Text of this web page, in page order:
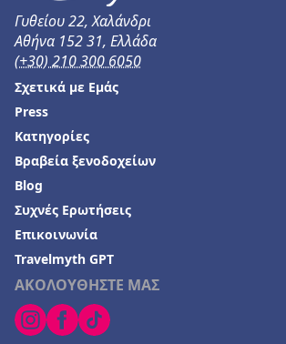
Γυθείου 22, Χαλάνδρι
Αθήνα 152 31, Ελλάδα
(+30) 210 300 6050
ΑΚΟΛΟΥΘΗΣΤΕ ΜΑΣ
Σχετικά με Εμάς
Press
Κατηγορίες
Βραβεία ξενοδοχείων
Blog
Συχνές Ερωτήσεις
Επικοινωνία
Travelmyth GPT